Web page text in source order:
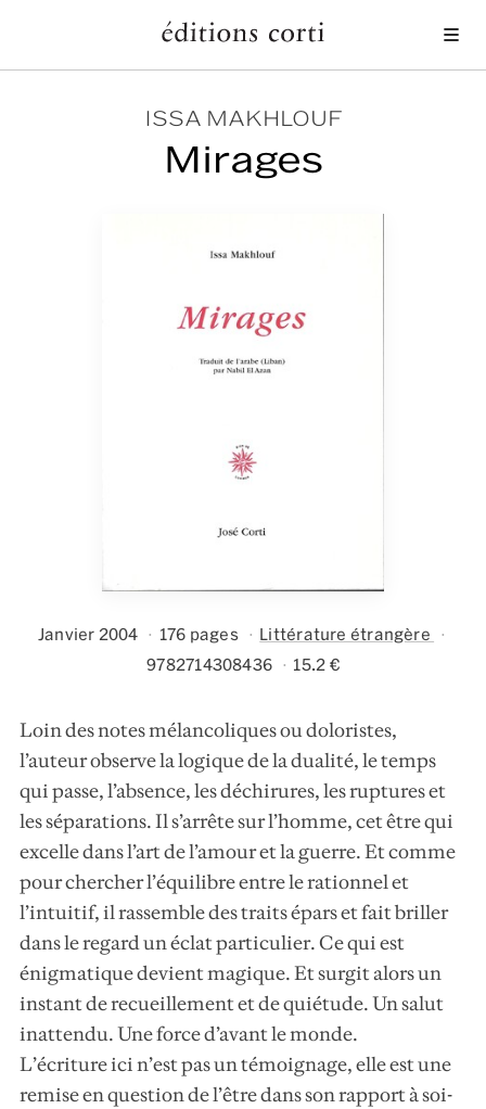
ISSA MAKHLOUF
Mirages
Janvier 2004 176 pages
Littérature étrangère
9782714308436
15.2 €
Loin des notes mélancoliques ou doloristes,
l’auteur observe la logique de la dualité, le temps
qui passe, l’absence, les déchirures, les ruptures et
les séparations. Il s’arrête sur l’homme, cet être qui
excelle dans l’art de l’amour et la guerre. Et comme
pour chercher l’équilibre entre le rationnel et
l’intuitif, il rassemble des traits épars et fait briller
dans le regard un éclat particulier. Ce qui est
énigmatique devient magique. Et surgit alors un
instant de recueillement et de quiétude. Un salut
inattendu. Une force d’avant le monde.
L’écriture ici n’est pas un témoignage, elle est une
remise en question de l’être dans son rapport à soi-